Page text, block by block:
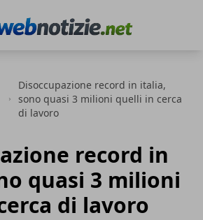
Disoccupazione record in italia,
sono quasi 3 milioni quelli in cerca
di lavoro
record in
quasi 3 milioni
di lavoro